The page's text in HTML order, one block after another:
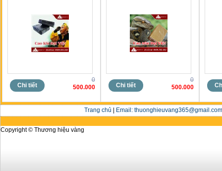
Chi tiết
0
500.000
Chi tiết
0
500.000
Trang chủ Email:
Copyright © Thương hiệu vàng